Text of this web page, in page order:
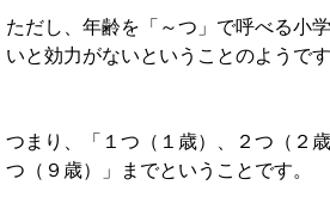
ただし、年齢を「～つ」で呼べる小
いと効力がないということのようです
つまり、「１つ（１歳）、２つ（２
つ（９歳）」までということです。